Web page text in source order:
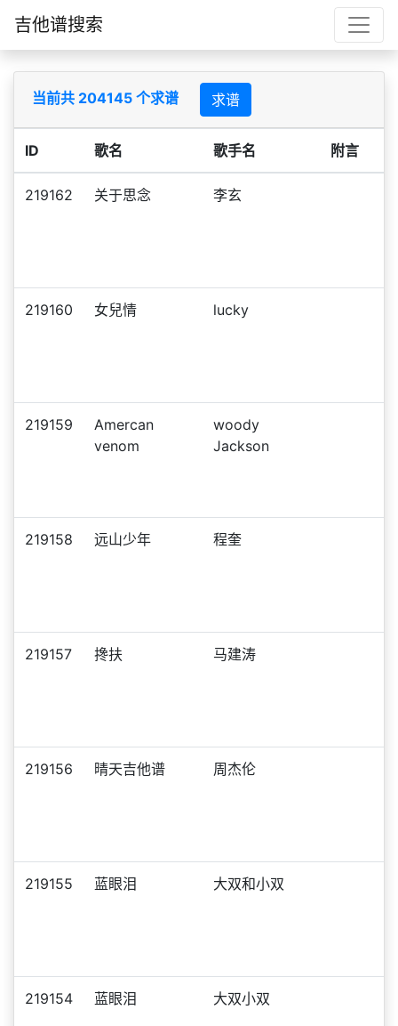
吉他谱搜索
当前共 204145 个求谱 求谱
ID 歌名 歌手名 附言
219162 关于思念 李玄
219160 女兒情 lucky
219159
Amercan
venom
woody
Jackson
219158 远山少年 程奎
219157 搀扶 马建涛
219156 晴天吉他谱 周杰伦
219155 蓝眼泪 大双和小双
219154 蓝眼泪 大双小双